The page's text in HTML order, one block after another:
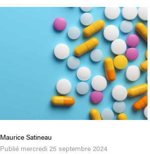
Maurice Satineau
Publié mercredi 25 septembre 2024